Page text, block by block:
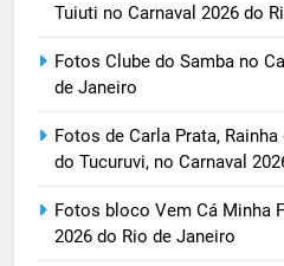
Tuiuti no Carnaval 2026 do
Fotos Clube do Samba no
de Janeiro
Fotos de Carla Prata,
do Tucuruvi, no Carnaval
Fotos bloco Vem Cá Minha
2026 do Rio de Janeiro